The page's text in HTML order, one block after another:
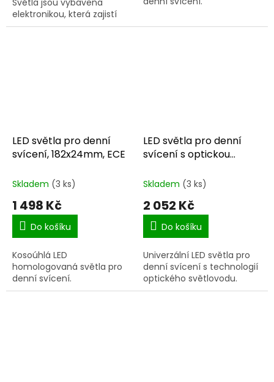
Světla jsou vybavena
elektronikou, která zajistí
automatické rozsvícení po
LED světla pro denní
svícení, 182x24mm, ECE
Skladem (3 ks)
1 498 Kč
Do košíku
Kosoúhlá LED
homologovaná světla pro
denní svícení.
LED světla pro denní
svícení s optickou
Skladem (3 ks)
2 052 Kč
Do košíku
Univerzální LED světla pro
denní svícení s technologií
optického světlovodu.